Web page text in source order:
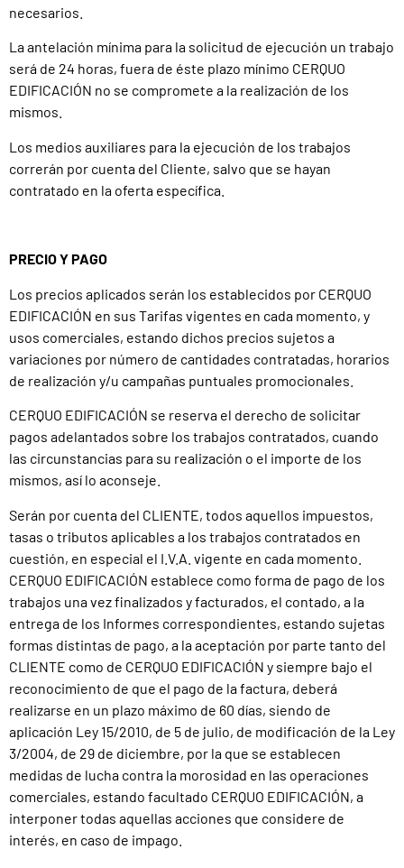
necesarios.
La antelación mínima para la solicitud de ejecución un trabajo
será de 24 horas, fuera de éste plazo mínimo CERQUO
EDIFICACIÓN no se compromete a la realización de los
mismos.
Los medios auxiliares para la ejecución de los trabajos
correrán por cuenta del Cliente, salvo que se hayan
contratado en la oferta específica.
PRECIO Y PAGO
Los precios aplicados serán los establecidos por CERQUO
EDIFICACIÓN en sus Tarifas vigentes en cada momento, y
usos comerciales, estando dichos precios sujetos a
variaciones por número de cantidades contratadas, horarios
de realización y/u campañas puntuales promocionales.
CERQUO EDIFICACIÓN se reserva el derecho de solicitar
pagos adelantados sobre los trabajos contratados, cuando
las circunstancias para su realización o el importe de los
mismos, así lo aconseje.
Serán por cuenta del CLIENTE, todos aquellos impuestos,
tasas o tributos aplicables a los trabajos contratados en
cuestión, en especial el I.V.A. vigente en cada momento.
CERQUO EDIFICACIÓN establece como forma de pago de los
trabajos una vez finalizados y facturados, el contado, a la
entrega de los Informes correspondientes, estando sujetas
formas distintas de pago, a la aceptación por parte tanto del
CLIENTE como de CERQUO EDIFICACIÓN y siempre bajo el
reconocimiento de que el pago de la factura, deberá
realizarse en un plazo máximo de 60 días, siendo de
aplicación Ley 15/2010, de 5 de julio, de modificación de la Ley
3/2004, de 29 de diciembre, por la que se establecen
medidas de lucha contra la morosidad en las operaciones
comerciales, estando facultado CERQUO EDIFICACIÓN, a
interponer todas aquellas acciones que considere de
interés, en caso de impago.